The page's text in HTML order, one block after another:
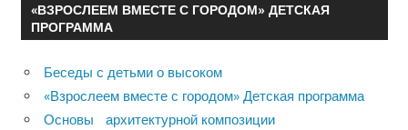
«ВЗРОСЛЕЕМ ВМЕСТЕ С ГОРОДОМ» ДЕТСКАЯ
ПРОГРАММА
Беседы с детьми о высоком
«Взрослеем вместе с городом» Детская программа
Основы архитектурной композиции